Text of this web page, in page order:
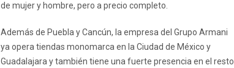
de mujer y hombre, pero a precio completo.
Además de Puebla y Cancún, la empresa del Grupo Armani
ya opera tiendas monomarca en la Ciudad de México y
Guadalajara y también tiene una fuerte presencia en el resto